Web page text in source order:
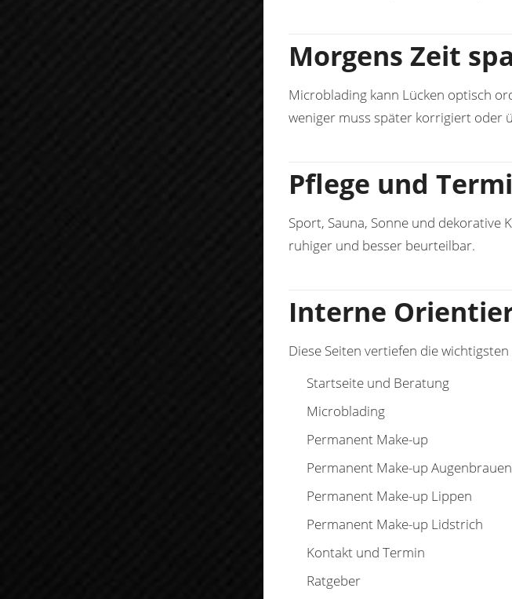
Morgens Zeit
Microblading kann Lücken optisch
weniger muss später korrigiert oder
Pflege und
Sport, Sauna, Sonne und dekorative
ruhiger und besser beurteilbar.
Interne
Diese Seiten vertiefen die
Startseite und Beratung
Microblading
Permanent Make-up
Permanent Make-up Augenbrauen
Permanent Make-up Lippen
Permanent Make-up Lidstrich
Kontakt und Termin
Ratgeber